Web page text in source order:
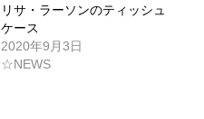
リサ・ラーソンのティッシュ
ケース
2020年9月3日
☆NEWS